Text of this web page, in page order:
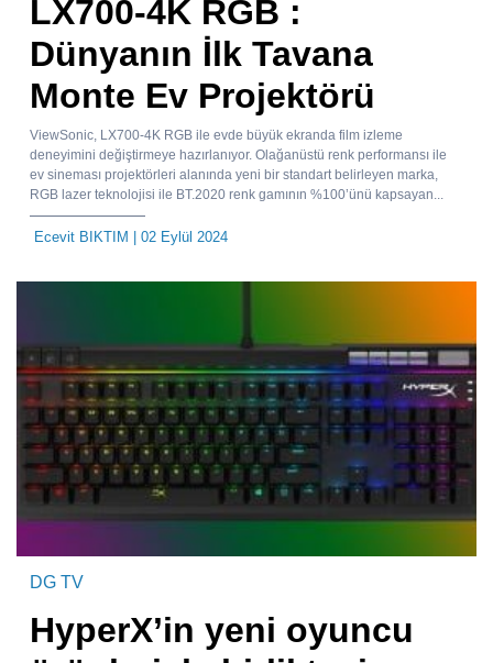
LX700-4K RGB :
Dünyanın İlk Tavana
Monte Ev Projektörü
ViewSonic, LX700-4K RGB ile evde büyük ekranda film izleme
deneyimini değiştirmeye hazırlanıyor. Olağanüstü renk performansı ile
ev sineması projektörleri alanında yeni bir standart belirleyen marka,
RGB lazer teknolojisi ile BT.2020 renk gamının %100’ünü kapsayan...
Ecevit BIKTIM | 02 Eylül 2024
DG TV
HyperX’in yeni oyuncu